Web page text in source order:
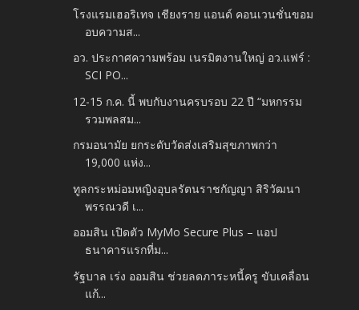
โรงแรมเฮอริเทจ เชียงราย แอนด์ คอนเวนชั่นขอม
อบความส...
อว. ประกาศความพร้อม เนรมิตงานใหญ่ อว.แฟร์ :
SCI PO...
12-15 ก.ค. นี้ พบกับงานครบรอบ 22 ปี “มหกรรม
รวมพลสม...
กรมอนามัย ยกระดับวัดส่งเสริมสุขภาพกว่า
19,000 แห่ง...
ทูลกระหม่อมหญิงอุบลรัตนราชกัญญา สิริวัฒนา
พรรณวดี เ...
ออมสิน เปิดตัว MyMo Secure Plus – แอป
ธนาคารแรกที่ม...
รัฐบาล เร่ง ออมสิน ช่วยลดภาระหนี้ครู ขับเคลื่อน
แก้...